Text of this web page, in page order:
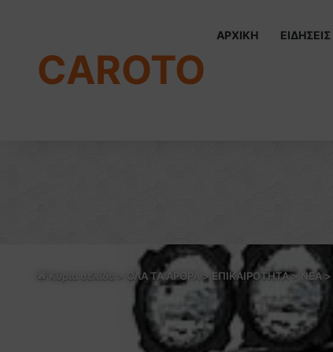
CAROTO
ΑΡΧΙΚΗ ΕΙΔΗΣΕΙΣ
Κύρια σελίδα > ΟΛΑ ΤΑ ΑΡΘΡΑ > ΕΠΙΚΑΙΡΟΤΗΤΑ> NEA >